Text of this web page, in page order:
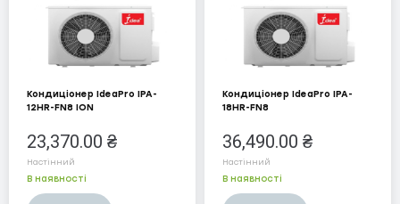
В наявності
Кондиціонер IdeaPro IPA-
12HR-FN8 ION
23,370.00 ₴
Настінний
В наявності
Кондиціонер IdeaPro IPA-
18HR-FN8
36,490.00 ₴
Настінний
Водонагрівачі
ELECTROLUX
MIDEA
ZANUSSI
Зволожувачі